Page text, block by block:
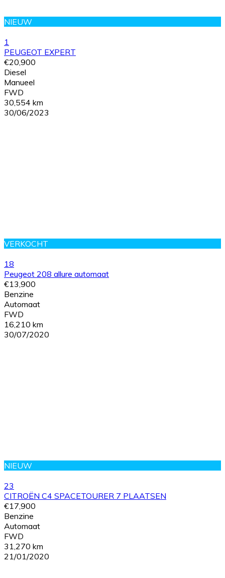
NIEUW
1
PEUGEOT EXPERT
€20,900
Diesel
Manueel
FWD
30,554 km
30/06/2023
VERKOCHT
18
Peugeot 208 allure automaat
€13,900
Benzine
Automaat
FWD
16,210 km
30/07/2020
NIEUW
23
CITROËN C4 SPACETOURER 7 PLAATSEN
€17,900
Benzine
Automaat
FWD
31,270 km
21/01/2020